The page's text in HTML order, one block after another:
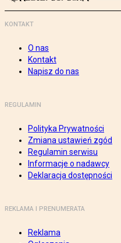
KONTAKT
O nas
Kontakt
Napisz do nas
REGULAMIN
Polityka Prywatności
Zmiana ustawień zgód
Regulamin serwisu
Informacje o nadawcy
Deklaracja dostępności
REKLAMA I PRENUMERATA
Reklama